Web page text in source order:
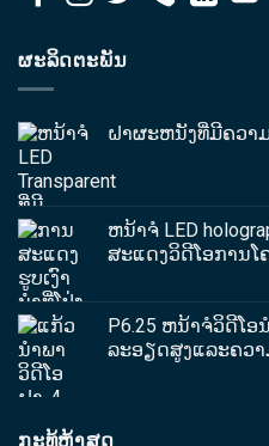
ຜະລິດຕະພັນ
ຝາຜະຫນັງທີ່ມີຄວາ
ຫນ້າຈໍ LED
ສະແດງວິດີໂອການໂ
P6.25 ຫນ້າຈໍວິດີໂ
ລະອຽດສູງແລະຄວ
ກະ​ທູ້​ຫຼ້າ​ສຸດ